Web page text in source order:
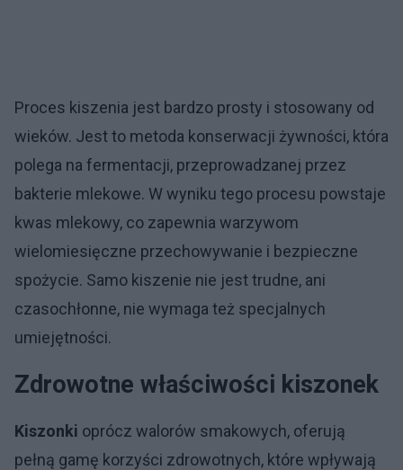
Proces kiszenia jest bardzo prosty i stosowany od
wieków. Jest to metoda konserwacji żywności, która
polega na fermentacji, przeprowadzanej przez
bakterie mlekowe. W wyniku tego procesu powstaje
kwas mlekowy, co zapewnia warzywom
wielomiesięczne przechowywanie i bezpieczne
spożycie. Samo kiszenie nie jest trudne, ani
czasochłonne, nie wymaga też specjalnych
umiejętności.
Zdrowotne właściwości kiszonek
Kiszonki oprócz walorów smakowych, oferują
pełną gamę korzyści zdrowotnych, które wpływają